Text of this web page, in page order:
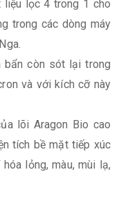
liệu lọc 4 trong 1 cho
trong các dòng máy
bẩn còn sót lại trong
và với kích cỡ này
lõi Aragon Bio cao
tích bề mặt tiếp xúc
lỏng, màu, mùi lạ,